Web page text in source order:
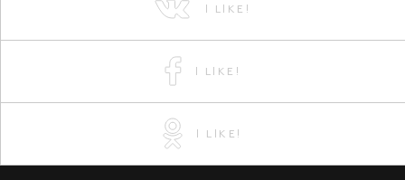
I LIKE!
I LIKE!
I LIKE!